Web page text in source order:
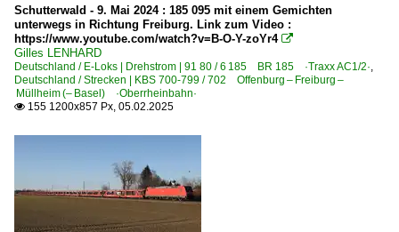
Schutterwald - 9. Mai 2024 : 185 095 mit einem Gemichten
unterwegs in Richtung Freiburg. Link zum Video :
https://www.youtube.com/watch?v=B-O-Y-zoYr4 
Gilles LENHARD
Deutschland / E-Loks | Drehstrom | 91 80 / 6 185 BR 185 ·Traxx AC1/2·,
Deutschland / Strecken | KBS 700-799 / 702 Offenburg – Freiburg –
Müllheim (– Basel) ·Oberrheinbahn·
 155 1200x857 Px, 05.02.2025